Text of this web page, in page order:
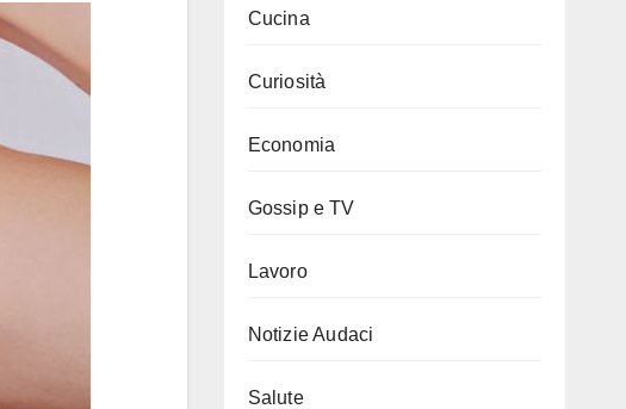
Cucina
Curiosità
Economia
Gossip e TV
Lavoro
Notizie Audaci
Salute